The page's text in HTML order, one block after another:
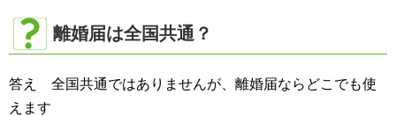
離婚届は全国共通？
答え 全国共通ではありませんが、離婚届ならどこでも使
えます